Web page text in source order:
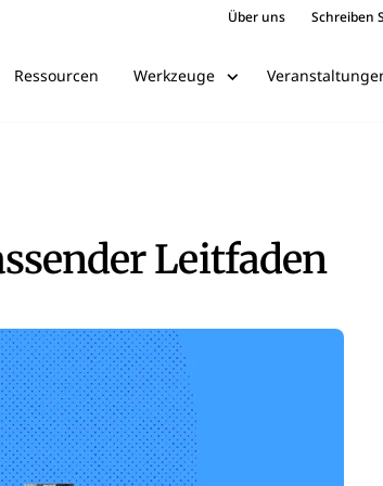
Über uns Schreiben
Ressourcen Werkzeuge
Leitfaden